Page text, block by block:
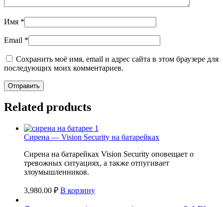
Имя *
Email *
Сохранить моё имя, email и адрес сайта в этом браузере для
последующих моих комментариев.
Related products
Сирена — Vision Security на батарейках
Сирена на батарейках Vision Security оповещает о
тревожных ситуациях, а также отпугивает
злоумышленников.
3,980.00 ₽ В корзину